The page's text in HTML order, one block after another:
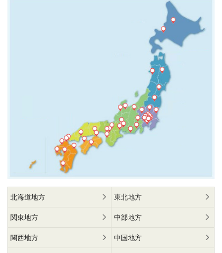
北海道地方 東北地方
関東地方 中部地方
関西地方 中国地方